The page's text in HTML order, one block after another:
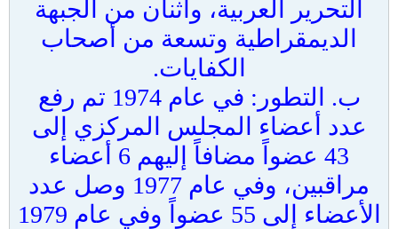
التحرير العربية، واثنان من الجبهة
الديمقراطية وتسعة من أصحاب
الكفايات.
ب‌. التطور: في عام 1974 تم رفع
عدد أعضاء المجلس المركزي إلى
43 عضواً مضافاً إليهم 6 أعضاء
مراقبين، وفي عام 1977 وصل عدد
الأعضاء إلى 55 عضواً وفي عام 1979